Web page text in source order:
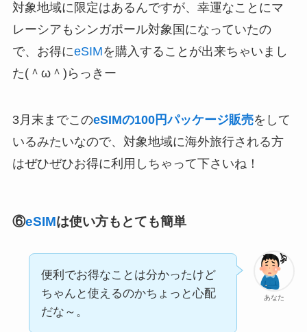
対象地域に限定はあるんですが、幸運なことにマ
レーシアもシンガポール対象国になっていたの
で、お得にeSIMを購入することが出来ちゃいまし
た(＾ω＾)らっきー
3月末までこのeSIMの100円パッケージ販売をして
いるみたいなので、対象地域に海外旅行される方
はぜひぜひお得に利用しちゃって下さいね！
⑥eSIMは使い方もとても簡単
あなた
便利でお得なことは分かったけど
ちゃんと使えるのかちょっと心配
だな～。